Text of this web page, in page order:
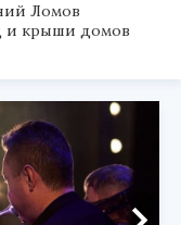
Ломов
и крыши домов